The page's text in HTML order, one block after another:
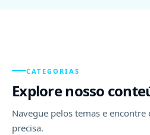
CATEGORIAS
Explore nosso
Navegue pelos temas e
precisa.